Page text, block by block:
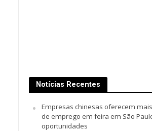
Notícias Recentes
Empresas chinesas oferecem
de emprego em feira em São
oportunidades